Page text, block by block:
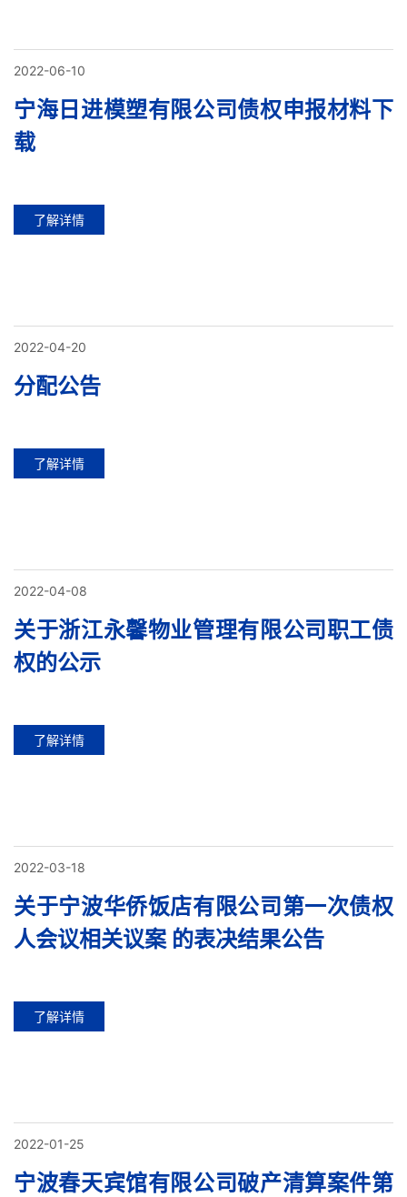
2022-06-10
宁海日进模塑有限公司债权申报材料下
载
了解详情
2022-04-20
分配公告
了解详情
2022-04-08
关于浙江永馨物业管理有限公司职工债
权的公示
了解详情
2022-03-18
关于宁波华侨饭店有限公司第一次债权
人会议相关议案 的表决结果公告
了解详情
2022-01-25
宁波春天宾馆有限公司破产清算案件第